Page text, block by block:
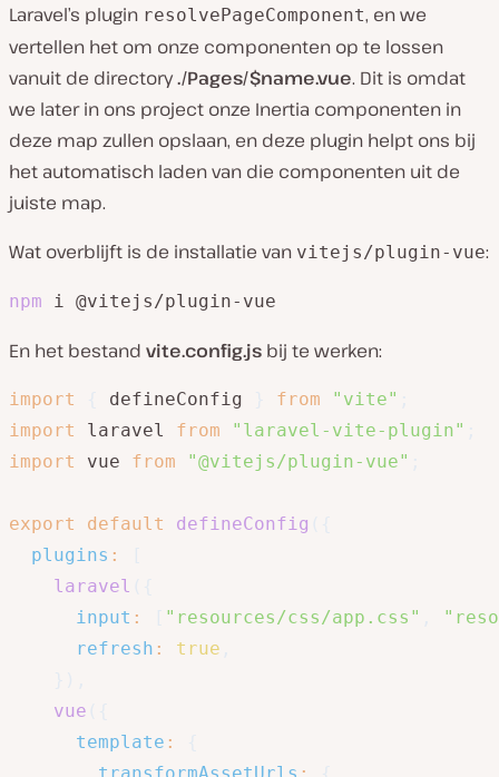
Laravel’s plugin resolvePageComponent, en we
vertellen het om onze componenten op te lossen
vanuit de directory./Pages/$name.vue. Dit is omdat
we later in ons project onze Inertia componenten in
deze map zullen opslaan, en deze plugin helpt ons bij
het automatisch laden van die componenten uit de
juiste map.
Wat overblijft is de installatie van vitejs/plugin-vue:
npm i @vitejs/plugin-vue
En het bestand vite.config.js bij te werken:
import defineConfig from "vite"
import
laravel from "laravel-vite-plugin"
import
vue from "@vitejs/plugin-vue"
export default defineConfig
plugins :
laravel
input : "resources/css/app.css"
refresh : true
vue
template :
transformAssetUrls :